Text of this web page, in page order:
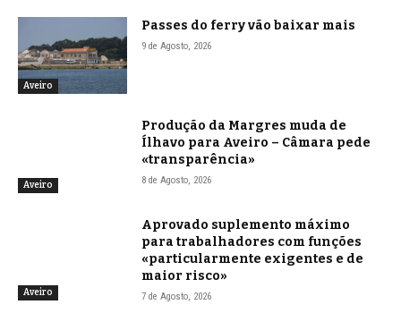
Aveiro
Passes do ferry vão baixar mais
9 de Agosto, 2026
Aveiro
Produção da Margres muda de
Ílhavo para Aveiro – Câmara pede
«transparência»
8 de Agosto, 2026
Aveiro
Aprovado suplemento máximo
para trabalhadores com funções
«particularmente exigentes e de
maior risco»
7 de Agosto, 2026